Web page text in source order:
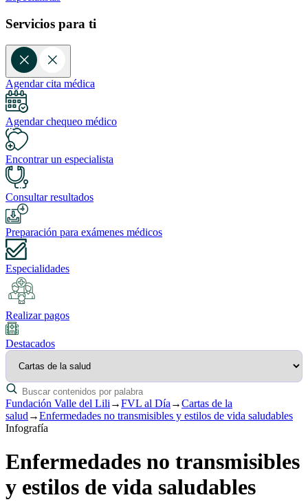
Servicios para ti
Agendar cita médica
Agendar chequeo médico
Encontrar un especialista
Consultar resultados
Preparación para exámenes médicos
Especialidades
Realizar pagos
Destacados
Fundación Valle del Lili →FVL al Día →Cartas de la
salud →Enfermedades no transmisibles y estilos de vida saludables
Infografía
Enfermedades no transmisibles
y estilos de vida saludables